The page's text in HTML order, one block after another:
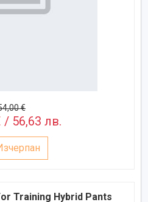
€
/ 56,63 лв.
Training Hybrid Pants